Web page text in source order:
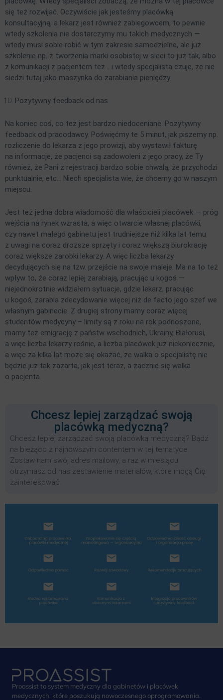
się też rozwijać. Oczywiście jak jesteśmy placówką
konsultacyjną, a lekarz jest również zabiegowcem, to pewnie
wtedy szkolenia nie dostarczymy mu takich medycznych —
wtedy musi sobie robić w tym zakresie samodzielne, ale już
szkolenie np. z tworzenia marki osobistej w sieci to już tak, albo
z komunikacji z pacjentem też… i wtedy specjalista czuje, że nie
siedzi tutaj jako maszynka do zarabiania pieniędzy.
Pozytywny feedback od nas
Na koniec coś, co też jest bardzo niedoceniane. Pozytywny
feedback od pracodawcy. Poświęćmy te 5 minut, jak piszemy np.
rozliczenie do lekarza z jego prowizji, aby wystawił fakturę
na informacje, że pacjenci są zadowoleni z jego pracy, że Ty
również, że Pani z rejestracji bardzo sobie chwalą, że przychodzi
punktualnie, etc… Niech specjalista wie, że chcemy go w naszym
miejscu.
Jest też jedna dobra wiadomość dla właścicieli placówek — próg
wejścia na rynek wzrasta, a więc otwarcie własnej placówki,
czy nawet małego gabinetu jest trudniejsze niż kilka lat temu
z uwagi na coraz droższe sprzęty i coraz większą biurokrację
coraz większe zarobki lekarzy. A więc liczba lekarzy
decydujących się na tzw. przejście na swoje maleje. Ma na to też
wpływ to, że coraz lepiej zarabiają, pracując u kogoś —
niejednokrotnie widziałem sytuacje, gdzie lekarz, pracując
u kogoś, zarabia zdecydowanie więcej niż de facto jego szef we
własnym gabinecie. Z drugiej strony mamy coraz więcej
studentów medycyny – limity są z roku na rok podnoszone,
mamy też emigrację z państw wschodnich, Ukrainy, Białorusi,
a więc liczba lekarzy rośnie, a liczba placówek już niekoniecznie,
a więc za kilka lat może się okazać, że walka o specjalistę nie
będzie już tak zażarta, jak jest teraz, a zacznie się walka
o pacjenta.
Chcesz lepiej zarządzać swoją
placówką medyczną?
Chcesz lepiej zarządzać swoją placówką medyczną? Bądź
na bieżąco z najnowszym contentem w tej tematyce.
Zostaw nam swój adres mailowy, a raz w miesiącu
otrzymasz od nas zestawienie materiałów, które mogą Cię
zainteresować.
Proassist to system medyczny dla gabinetów i placówek
medycznych, które poszukują nowoczesnego oprogramowania.